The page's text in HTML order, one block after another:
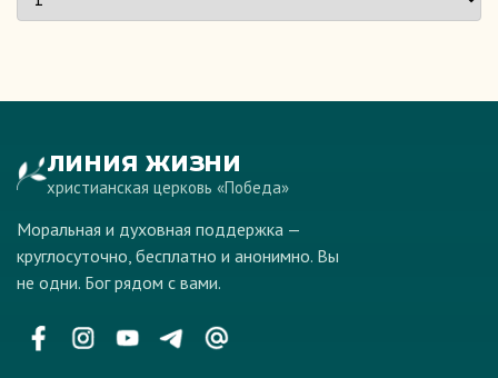
ЛИНИЯ ЖИЗНИ
христианская церковь «Победа»
Моральная и духовная поддержка —
круглосуточно, бесплатно и анонимно. Вы
не одни. Бог рядом с вами.